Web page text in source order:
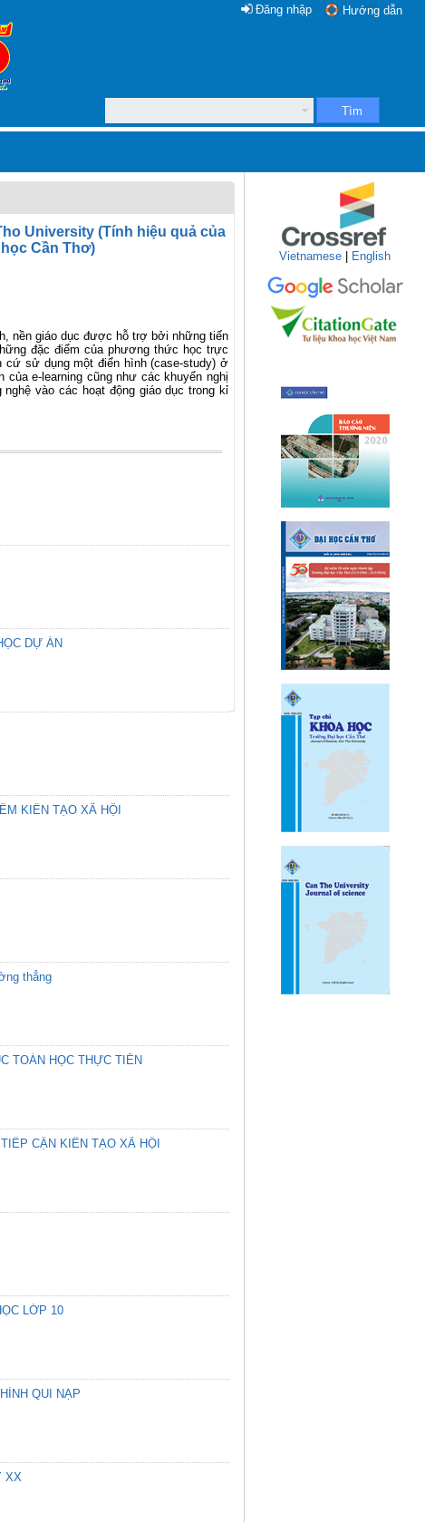
Hướng dẫn
Đăng nhập
Tìm
University (Tính hiệu quả của
Cần Thơ)
nền giáo dục được hỗ trợ bởi những tiến
đặc điểm của phương thức học trực
cứ sử dụng một điển hình (case-study) ở
e-learning cũng như các khuyến nghị
vào các hoạt động giáo dục trong kỉ
DỰ ÁN
KIẾN TẠO XÃ HỘI
thẳng
TOÁN HỌC THỰC TIỄN
CẬN KIẾN TẠO XÃ HỘI
LỚP 10
QUI NẠP
XX
Vietnamese English